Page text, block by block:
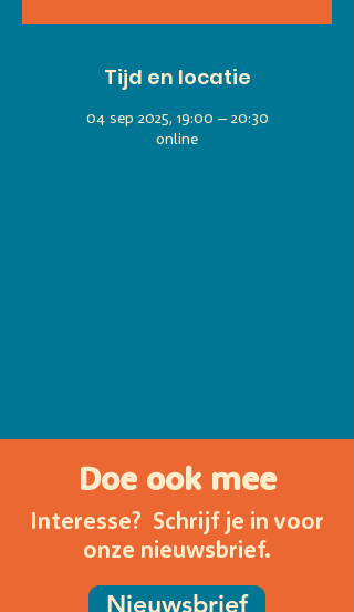
Tijd en locatie
04 sep 2025, 19:00 – 20:30
online
Doe ook mee
Interesse? Schrijf je in voor
onze nieuwsbrief.
Nieuwsbrief